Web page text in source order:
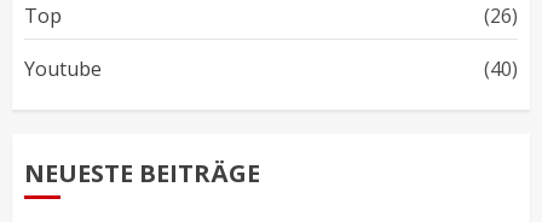
Top
(26)
Youtube
(40)
NEUESTE BEITRÄGE